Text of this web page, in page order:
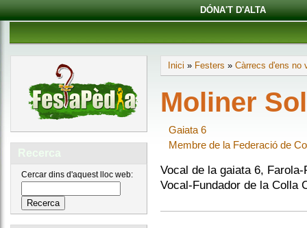
DÓNA'T D'ALTA
Recerca
Cercar dins d'aquest lloc web:
Inici » Festers » Càrrecs d'ens no
Moliner
Gaiata 6
Membre de la Federació de
Vocal de la gaiata 6,
Vocal-Fundador de la Colla